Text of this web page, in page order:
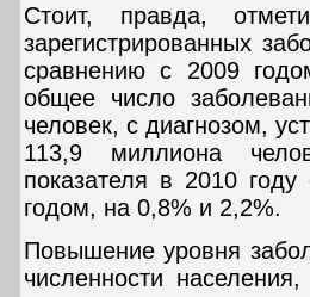
Стоит, правда,
зарегистрированных
сравнению с 2009
общее число
человек, с диагнозом,
113,9 миллиона
показателя в 2010
годом, на 0,8% и 2,2%.
Повышение уровня
численности